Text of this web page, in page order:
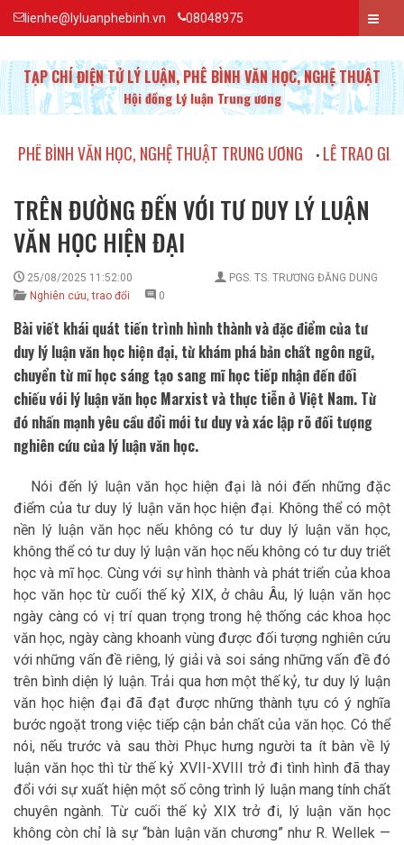
TẠP CHÍ ĐIỆN TỬ LÝ LUẬN, PHÊ BÌNH VĂN HỌC, NGHỆ THUẬT
Hội đồng Lý luận Trung ương
lienhe@lyluanphebinh.vn 08048975
HỌC, NGHỆ THUẬT TRUNG ƯƠNG •LỄ TRAO GIẢI THƯỞNG
TRÊN ĐƯỜNG ĐẾN VỚI TƯ DUY LÝ LUẬN
VĂN HỌC HIỆN ĐẠI
25/08/2025 11:52:00
PGS. TS. TRƯƠNG ĐĂNG DUNG
Nghiên cứu, trao đổi
0
Bài viết khái quát tiến trình hình thành và đặc điểm của tư
duy lý luận văn học hiện đại, từ khám phá bản chất ngôn ngữ,
chuyển từ mĩ học sáng tạo sang mĩ học tiếp nhận đến đối
chiếu với lý luận văn học Marxist và thực tiễn ở Việt Nam. Từ
đó nhấn mạnh yêu cầu đổi mới tư duy và xác lập rõ đối tượng
nghiên cứu của lý luận văn học.
Nói đến lý luận văn học hiện đại là nói đến những đặc
điểm của tư duy lý luận văn học hiện đại. Không thể có một
nền lý luận văn học nếu không có tư duy lý luận văn học,
không thể có tư duy lý luận văn học nếu không có tư duy triết
học và mĩ học. Cùng với sự hình thành và phát triển của khoa
học văn học từ cuối thế kỷ XIX, ở châu Âu, lý luận văn học
ngày càng có vị trí quan trọng trong hệ thống các khoa học
văn học, ngày càng khoanh vùng được đối tượng nghiên cứu
với những vấn đề riêng, lý giải và soi sáng những vấn đề đó
trên bình diện lý luận. Trải qua hơn một thế kỷ, tư duy lý luận
văn học hiện đại đã đạt được những thành tựu có ý nghĩa
bước ngoặt trong việc tiếp cận bản chất của văn học. Có thể
nói, nếu trước và sau thời Phục hưng người ta ít bàn về lý
luận văn học thì từ thế kỷ XVII-XVIII trở đi tình hình đã thay
đổi với sự xuất hiện một số công trình lý luận mang tính chất
chuyên ngành. Từ cuối thế kỷ XIX trở đi, lý luận văn học
không còn chỉ là sự “bàn luận văn chương” như R. Wellek —